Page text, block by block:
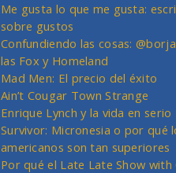
Me gusta lo que me gusta:
sobre gustos
Confundiendo las cosas:
las Fox y Homeland
Mad Men: El precio del éxito
Ain’t Cougar Town Strange
Enrique Lynch y la vida en serio
Survivor: Micronesia o por qué
americanos son tan superiores
Por qué el Late Late Show with